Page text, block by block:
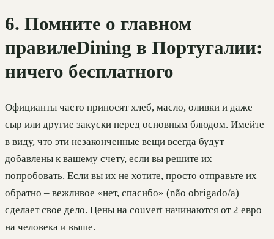
6. Помните о главном
правилеDining в Португалии:
ничего бесплатного
Официанты часто приносят хлеб, масло, оливки и даже
сыр или другие закуски перед основным блюдом. Имейте
в виду, что эти незаконченные вещи всегда будут
добавлены к вашему счету, если вы решите их
попробовать. Если вы их не хотите, просто отправьте их
обратно – вежливое «нет, спасибо» (não obrigado/a)
сделает свое дело. Цены на couvert начинаются от 2 евро
на человека и выше.